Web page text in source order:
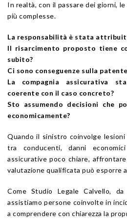
In realtà, con il passare dei giorni,
più complesse.
La responsabilità è stata
Il risarcimento proposto tiene
subito?
Ci sono conseguenze sulla
La compagnia assicurativa
coerente con il caso concreto?
Sto assumendo decisioni che
economicamente?
Quando il sinistro coinvolge
tra conducenti, danni
assicurative poco chiare,
valutazione qualificata può esporre
Come Studio Legale Calvello,
assistiamo persone coinvolte in
a comprendere con chiarezza la